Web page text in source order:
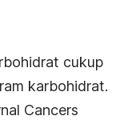
cukup
karbohidrat.
Cancers